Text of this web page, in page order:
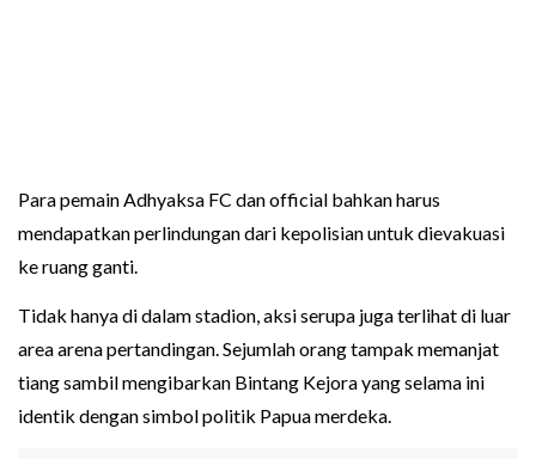
Para pemain Adhyaksa FC dan official bahkan harus
mendapatkan perlindungan dari kepolisian untuk dievakuasi
ke ruang ganti.
Tidak hanya di dalam stadion, aksi serupa juga terlihat di luar
area arena pertandingan. Sejumlah orang tampak memanjat
tiang sambil mengibarkan Bintang Kejora yang selama ini
identik dengan simbol politik Papua merdeka.